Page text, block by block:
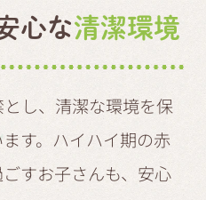
心な清潔環境
し、清潔な環境を保
す。ハイハイ期の赤
すお子さんも、安心